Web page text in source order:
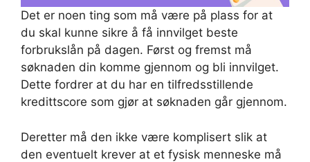
Det er noen ting som må være på plass for at
du skal kunne sikre å få innvilget beste
forbrukslån på dagen. Først og fremst må
søknaden din komme gjennom og bli innvilget.
Dette fordrer at du har en tilfredsstillende
kredittscore som gjør at søknaden går gjennom.
Deretter må den ikke være komplisert slik at
den eventuelt krever at et fysisk menneske må